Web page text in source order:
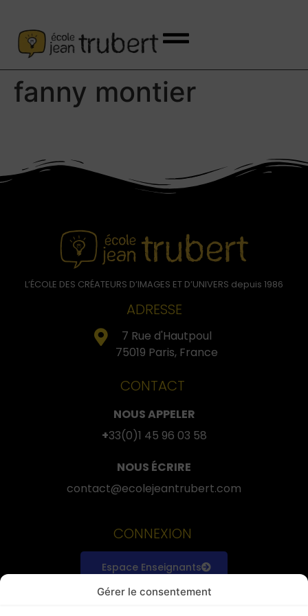
Gérer le consentement
fanny montier
L’ÉCOLE DES CRÉATEURS D’IMAGES ET D’UNIVERS depuis 1986
ADRESSE
7 Rue d'Hautpoul
75019 Paris, France
CONTACT
NOUS APPELER
+33(0)1 45 96 03 58
NOUS ÉCRIRE
contact@ecolejeantrubert.com
CONNEXION
Espace Enseignants
Espace Étudiants